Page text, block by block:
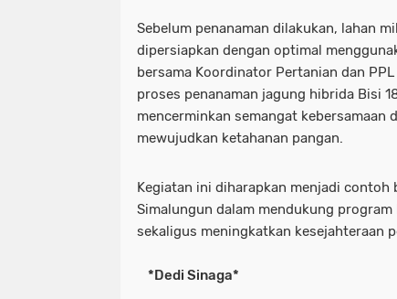
Sebelum penanaman dilakukan, lahan
dipersiapkan dengan optimal
bersama Koordinator Pertanian dan
proses penanaman jagung hibrida Bisi
mencerminkan semangat kebersamaan
mewujudkan ketahanan pangan.
Kegiatan ini diharapkan menjadi contoh
Simalungun dalam mendukung
sekaligus meningkatkan kesejahteraan
*Dedi Sinaga*